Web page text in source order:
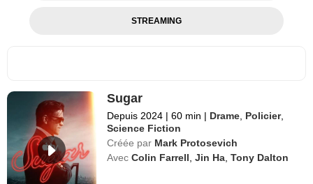
STREAMING
Sugar
Depuis 2024 | 60 min | Drame Policier,
Science Fiction
Créée par Mark Protosevich
Avec Colin Farrell ,Jin Ha ,Tony Dalton